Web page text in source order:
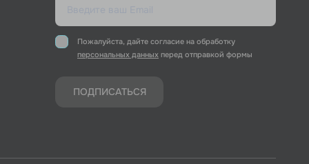
Пожалуйста, дайте согласие на обработку
персональных данныхперед отправкой формы
ПОДПИСАТЬСЯ